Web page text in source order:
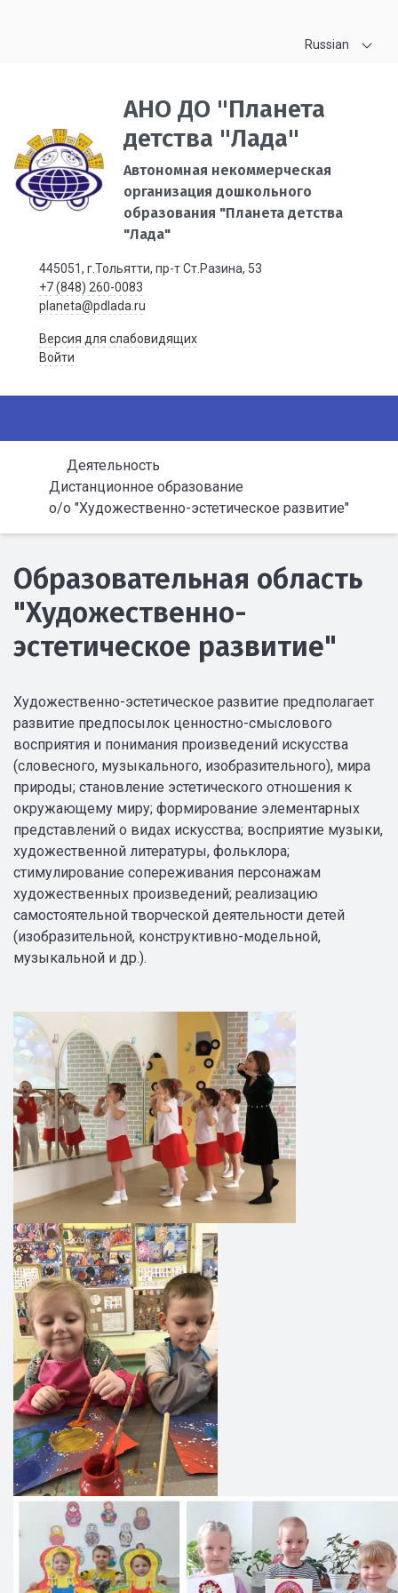
Russian
АНО ДО "Планета
детства "Лада"
Автономная некоммерческая
организация дошкольного
образования "Планета детства
"Лада"
445051, г.Тольятти, пр-т Ст.Разина, 53
+7 (848) 260-0083
planeta@pdlada.ru
Версия для слабовидящих
Войти
Деятельность
Дистанционное образование
о/о "Художественно-эстетическое развитие"
Образовательная область
"Художественно-
эстетическое развитие"
Художественно-эстетическое развитие предполагает
развитие предпосылок ценностно-смыслового
восприятия и понимания произведений искусства
(словесного, музыкального, изобразительного), мира
природы; становление эстетического отношения к
окружающему миру; формирование элементарных
представлений о видах искусства; восприятие музыки,
художественной литературы, фольклора;
стимулирование сопереживания персонажам
художественных произведений; реализацию
самостоятельной творческой деятельности детей
(изобразительной, конструктивно-модельной,
музыкальной и др.).